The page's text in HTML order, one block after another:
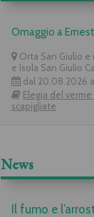
Omaggio a
Orta San Giulio e
e Isola San Giulio
dal 20.08.2026
Elegia del
scapigliate
News
Il fumo e